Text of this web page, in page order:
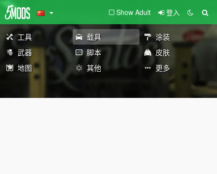
Show Adult 登入
工具 载具
涂装
武器
脚本
皮肤
地图
其他 更多